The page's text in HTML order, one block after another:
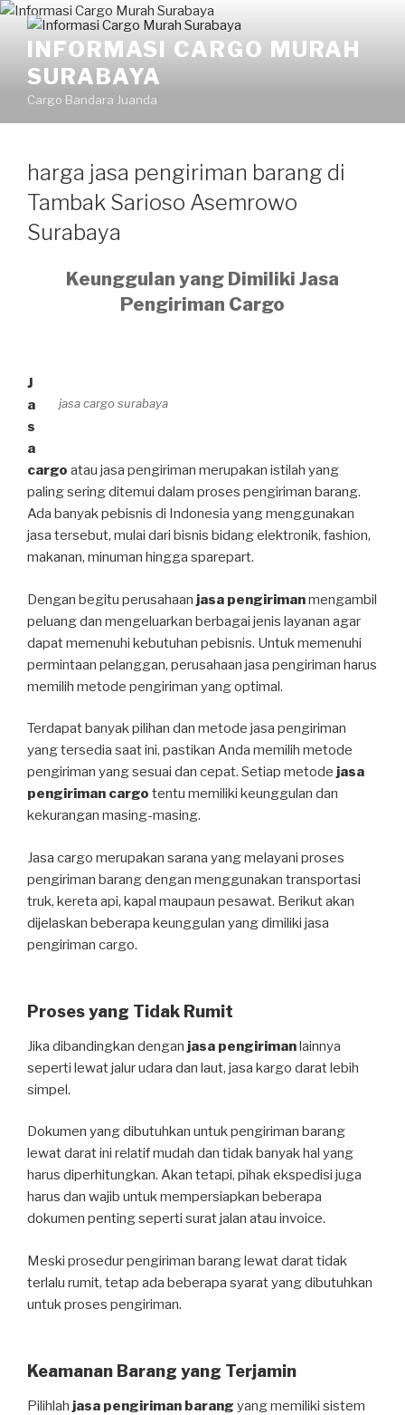
Skip
contentINFORMASI CARGO MURAH
SURABAYA
Cargo Bandara Juanda
harga jasa pengiriman barang di
Tambak Sarioso Asemrowo
Surabaya
Keunggulan yang Dimiliki Jasa
Pengiriman Cargo
jasa cargo surabaya
J
a
s
a
cargo atau jasa pengiriman merupakan istilah yang
paling sering ditemui dalam proses pengiriman barang.
Ada banyak pebisnis di Indonesia yang menggunakan
jasa tersebut, mulai dari bisnis bidang elektronik, fashion,
makanan, minuman hingga sparepart.
Dengan begitu perusahaan jasa pengirimanmengambil
peluang dan mengeluarkan berbagai jenis layanan agar
dapat memenuhi kebutuhan pebisnis. Untuk memenuhi
permintaan pelanggan, perusahaan jasa pengiriman harus
memilih metode pengiriman yang optimal.
Terdapat banyak pilihan dan metode jasa pengiriman
yang tersedia saat ini, pastikan Anda memilih metode
pengiriman yang sesuai dan cepat. Setiap metode jasa
pengiriman cargo tentu memiliki keunggulan dan
kekurangan masing-masing.
Jasa cargo merupakan sarana yang melayani proses
pengiriman barang dengan menggunakan transportasi
truk, kereta api, kapal maupaun pesawat. Berikut akan
dijelaskan beberapa keunggulan yang dimiliki jasa
pengiriman cargo.
Proses yang Tidak Rumit
Jika dibandingkan dengan jasa pengirimanlainnya
seperti lewat jalur udara dan laut, jasa kargo darat lebih
simpel.
Dokumen yang dibutuhkan untuk pengiriman barang
lewat darat ini relatif mudah dan tidak banyak hal yang
harus diperhitungkan. Akan tetapi, pihak ekspedisi juga
harus dan wajib untuk mempersiapkan beberapa
dokumen penting seperti surat jalan atau invoice.
Meski prosedur pengiriman barang lewat darat tidak
terlalu rumit, tetap ada beberapa syarat yang dibutuhkan
untuk proses pengiriman.
Keamanan Barang yang Terjamin
Pilihlah jasa pengiriman barang yang memiliki sistem